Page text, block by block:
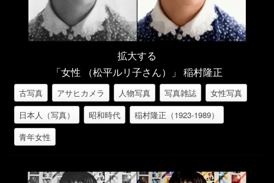
拡大する
「女性 （松平ルリ子さん）」 稲村隆正
古写真 アサヒカメラ 人物写真 写真雑誌
女性写真
日本人（写真）
昭和時代
稲村隆正（1923-1989）
青年女性